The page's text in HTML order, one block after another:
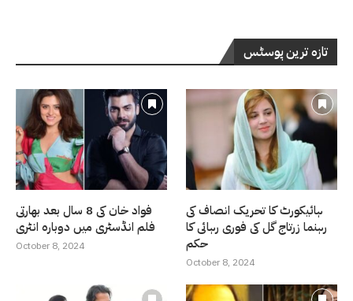
تازہ ترین پوسٹس
فواد خان کی 8 سال بعد بھارتی
فلم انڈسٹری میں دوبارہ انٹری
October 8, 2024
ہائیکورٹ کا تحریک انصاف کی
رہنما زرتاج گل کی فوری رہائی کا
حکم
October 8, 2024